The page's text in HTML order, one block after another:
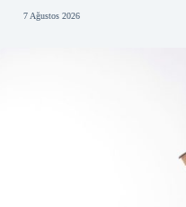
7 Ağustos 2026